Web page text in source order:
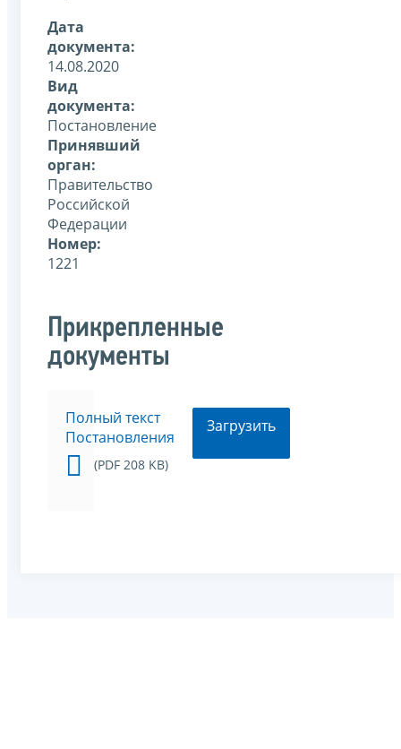
Дата
документа:
14.08.2020
Вид
документа:
Постановление
Принявший
орган:
Правительство
Российской
Федерации
Номер:
1221
Прикрепленные
документы
Полный текст
Постановления
(PDF 208 KB)
Загрузить